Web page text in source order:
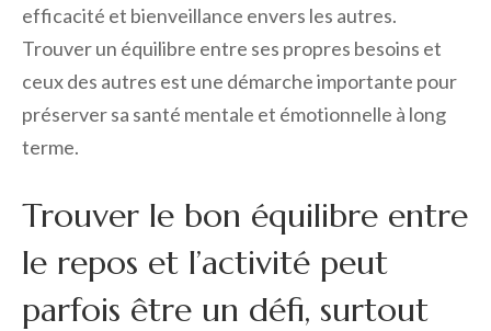
efficacité et bienveillance envers les autres.
Trouver un équilibre entre ses propres besoins et
ceux des autres est une démarche importante pour
préserver sa santé mentale et émotionnelle à long
terme.
Trouver le bon équilibre entre
le repos et l’activité peut
parfois être un défi, surtout